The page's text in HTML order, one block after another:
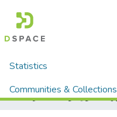
Statistics
Communities & Collections
Home